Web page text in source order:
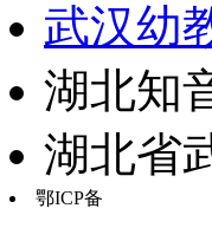
武汉幼
湖北知
湖北省
鄂ICP备